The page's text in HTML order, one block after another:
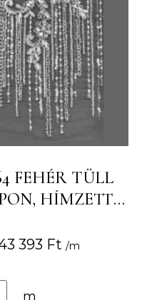
FEHÉR TÜLL
HÍMZETT
393 Ft /m
m